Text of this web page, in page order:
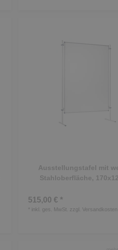
Ausstellungstafel mit
Stahloberfläche,
515,00 € *
* inkl. ges. MwSt. zzgl. Versandkosten